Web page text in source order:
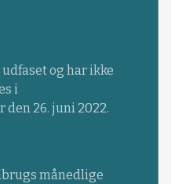
og har ikke
i
26. juni 2022.
månedlige